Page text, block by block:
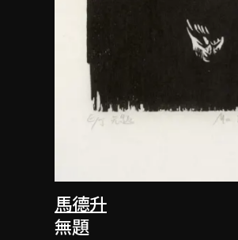
馬德升
無題